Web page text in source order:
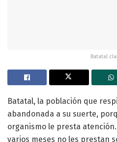
Batatal
Batatal, la población que
abandonada a su suerte,
organismo le presta
varios meses no les prestan